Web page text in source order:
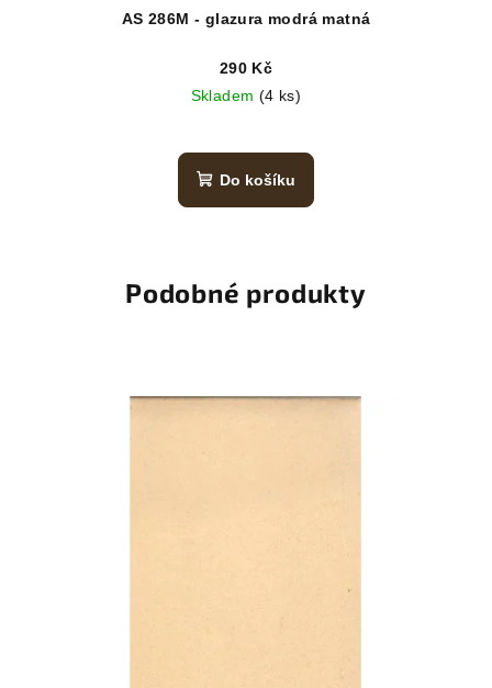
AS 286M - glazura modrá matná
290 Kč
Skladem (4 ks)
Do košíku
Podobné produkty